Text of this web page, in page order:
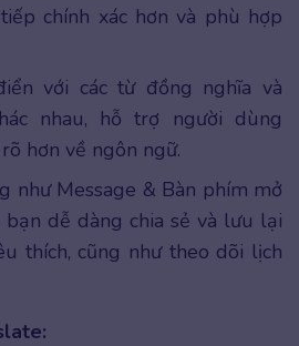
chính xác hơn và phù hợp
với các từ đồng nghĩa và
nhau, hỗ trợ người dùng
hơn về ngôn ngữ.
như Message & Bàn phím mở
bạn dễ dàng chia sẻ và lưu lại
thích, cũng như theo dõi lịch